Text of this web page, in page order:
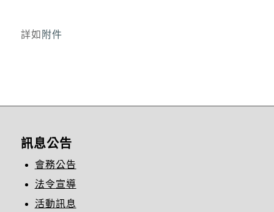
詳如 附件
訊息公告
會務公告
法令宣導
活動訊息